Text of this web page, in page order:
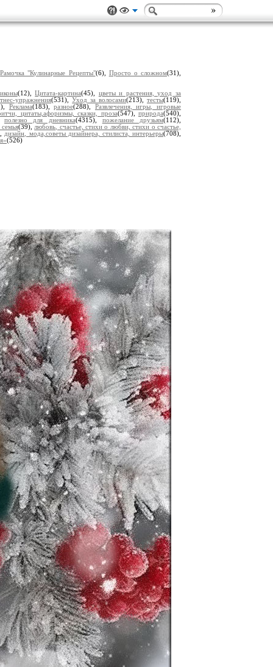
Рамочка "Кулинарные Рецепты"(6), Просто о сложном(31),
(12),Цитата-картина(45), цветы и растения, уход за
упражнения(531),Уход за волосами(213), тесты(119),
Реклама(183),разное(288), Развлечения, игры, игровые
цитаты,афоризмы, сказки, проза(547),природа(540),
полезно для дневника(4315), пожелание друзьям(112),
(39), любовь, счастье, стихи о любви, стихи о счастье,
дизайн, мода,советы дизайнера, стилиста, интерьеры(708),
(526)